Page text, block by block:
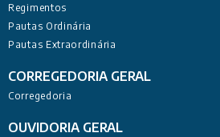
Regimentos
Pautas Ordinária
Pautas Extraordinária
CORREGEDORIA GERAL
Corregedoria
OUVIDORIA GERAL